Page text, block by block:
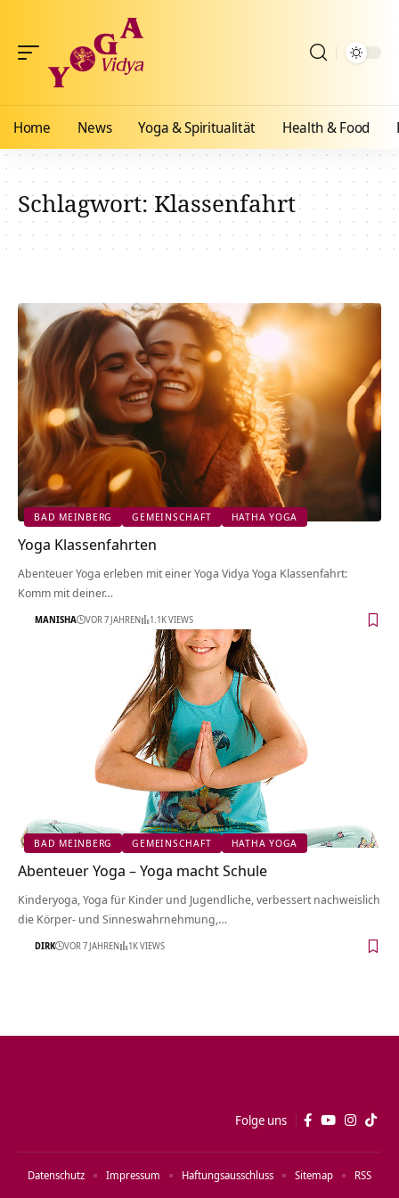
Home News Yoga & Spiritualität Health & Food
Schlagwort:Klassenfahrt
BAD MEINBERG GEMEINSCHAFT HATHA YOGA
Yoga Klassenfahrten
Abenteuer Yoga erleben mit einer Yoga Vidya Yoga Klassenfahrt:
Komm mit deiner…
MANISHA VOR 7 JAHREN 1.1K VIEWS
BAD MEINBERG GEMEINSCHAFT HATHA YOGA
Abenteuer Yoga – Yoga macht Schule
Kinderyoga, Yoga für Kinder und Jugendliche, verbessert nachweislich
die Körper- und Sinneswahrnehmung,…
DIRK VOR 7 JAHREN 1K VIEWS
Folge uns
Datenschutz Impressum Haftungsausschluss Sitemap RSS